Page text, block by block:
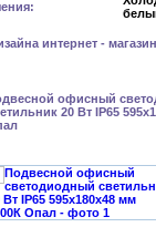
офисный
20 Вт IP65